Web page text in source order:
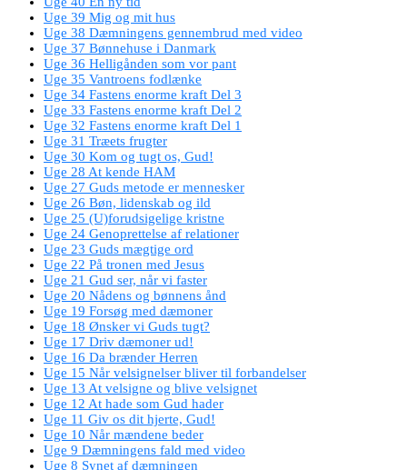
Uge 39 Mig og mit hus
Uge 38 Dæmningens gennembrud med video
Uge 37 Bønnehuse i Danmark
Uge 36 Helligånden som vor pant
Uge 35 Vantroens fodlænke
Uge 34 Fastens enorme kraft Del 3
Uge 33 Fastens enorme kraft Del 2
Uge 32 Fastens enorme kraft Del 1
Uge 31 Træets frugter
Uge 30 Kom og tugt os, Gud!
Uge 28 At kende HAM
Uge 27 Guds metode er mennesker
Uge 26 Bøn, lidenskab og ild
Uge 25 (U)forudsigelige kristne
Uge 24 Genoprettelse af relationer
Uge 23 Guds mægtige ord
Uge 22 På tronen med Jesus
Uge 21 Gud ser, når vi faster
Uge 20 Nådens og bønnens ånd
Uge 19 Forsøg med dæmoner
Uge 18 Ønsker vi Guds tugt?
Uge 17 Driv dæmoner ud!
Uge 16 Da brænder Herren
Uge 15 Når velsignelser bliver til forbandelser
Uge 13 At velsigne og blive velsignet
Uge 12 At hade som Gud hader
Uge 11 Giv os dit hjerte, Gud!
Uge 10 Når mændene beder
Uge 9 Dæmningens fald med video
Uge 8 Synet af dæmningen